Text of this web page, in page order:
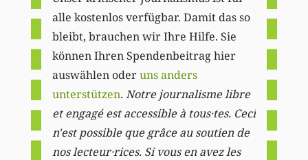
alle kostenlos verfügbar. Damit das so
bleibt, brauchen wir Ihre Hilfe. Sie
können Ihren Spendenbeitrag hier
auswählen oderuns anders
unterstützen. Notre journalisme libre
et engagé est accessible à tous·tes. Ceci
n'est possible que grâce au soutien de
nos lecteur·rices. Si vous en avez les